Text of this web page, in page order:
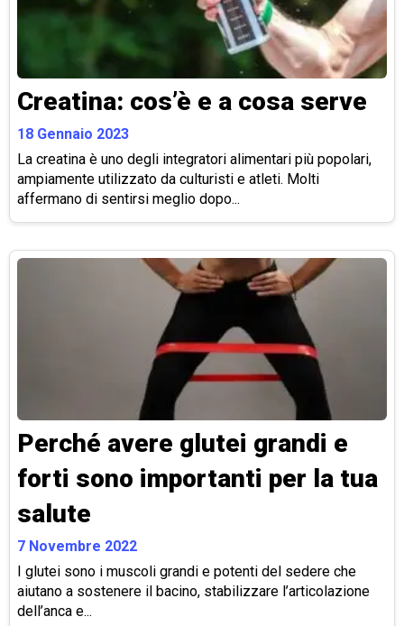
Creatina: cos’è e a cosa serve
18 Gennaio 2023
La creatina è uno degli integratori alimentari più popolari,
ampiamente utilizzato da culturisti e atleti. Molti
affermano di sentirsi meglio dopo...
Perché avere glutei grandi e
forti sono importanti per la tua
salute
7 Novembre 2022
I glutei sono i muscoli grandi e potenti del sedere che
aiutano a sostenere il bacino, stabilizzare l’articolazione
dell’anca e...